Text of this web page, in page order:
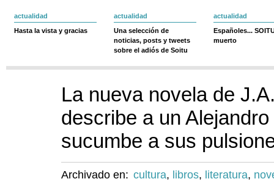
actualidad
Hasta la vista y gracias
actualidad
Una selección de
noticias, posts y tweets
sobre el adiós de Soitu
actualidad
Españoles...
muerto
La nueva novela de
describe a un
sucumbe a sus
Archivado en: cultura, libros, literatura,